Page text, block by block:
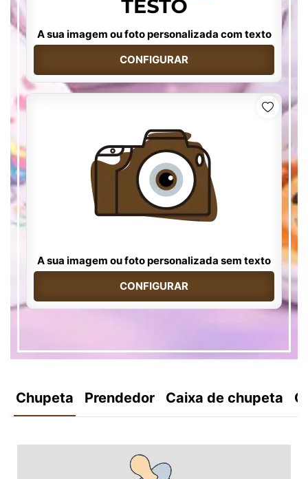
A sua imagem ou foto personalizada com texto
CONFIGURAR
A sua imagem ou foto personalizada sem texto
CONFIGURAR
Chupeta Prendedor Caixa de chupeta